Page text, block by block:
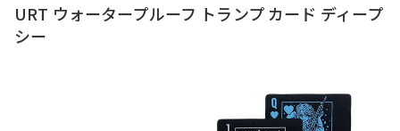
URT ウォータープルーフ トランプ カード ディープ
シー